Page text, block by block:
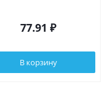
77.91 ₽
В корзину